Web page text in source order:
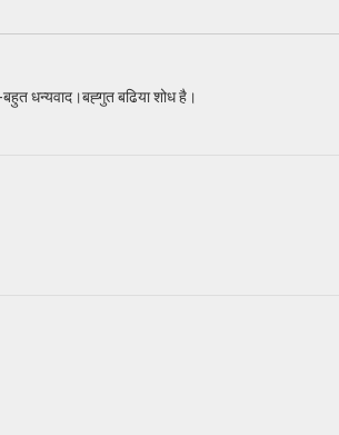
बहुत धन्यवाद।बह्गुत बढिया शोध है।